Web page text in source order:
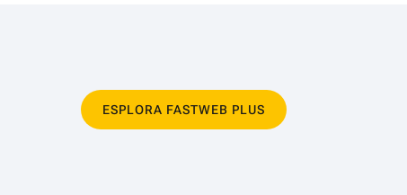
ESPLORA FASTWEB PLUS